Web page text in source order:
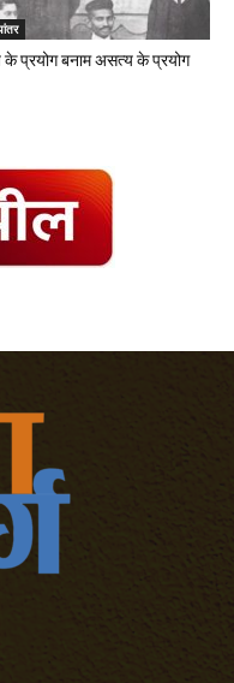
के प्रयोग बनाम असत्य के प्रयोग